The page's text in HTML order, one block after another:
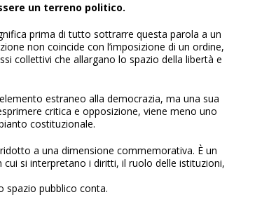
un terreno politico.
prima di tutto sottrarre questa parola a un
non coincide con l’imposizione di un ordine,
collettivi che allargano lo spazio della libertà e
estraneo alla democrazia, ma una sua
critica e opposizione, viene meno uno
costituzionale.
a una dimensione commemorativa. È un
si interpretano i diritti, il ruolo delle istituzioni,
spazio pubblico conta.